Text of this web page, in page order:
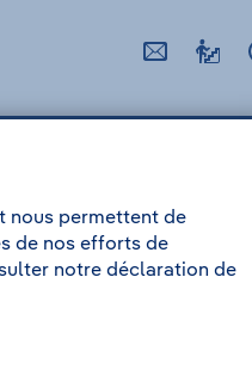
nous permettent de
de nos efforts de
notre déclaration de